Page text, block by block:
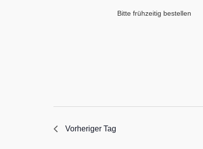
Bitte frühzeitig bestellen
Vorheriger Tag